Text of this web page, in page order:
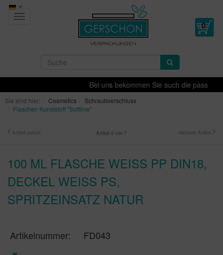
Toggle
Bei uns bekommen Sie auch die
Sie sind hier: Cosmetics
Schraubverschluss
Flaschen Kunststoff "Softline"
Artikel zurück Artikel 6 von 7 nächster Artikel
100 ML FLASCHE WEISS PP DIN18, D
ECKEL WEISS PS, SP
RITZEINSATZ NATUR
Artikelnummer: FD043